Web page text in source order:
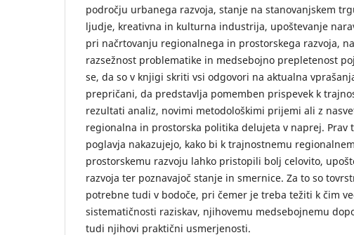
področju urbanega razvoja, stanje na stanovanjskem
ljudje, kreativna in kulturna industrija, upoštevanje
pri načrtovanju regionalnega in prostorskega razvoja,
razsežnost problematike in medsebojno prepletenost
se, da so v knjigi skriti vsi odgovori na aktualna
prepričani, da predstavlja pomemben prispevek k
rezultati analiz, novimi metodološkimi prijemi ali z
regionalna in prostorska politika delujeta v naprej. Prav
poglavja nakazujejo, kako bi k trajnostnemu
prostorskemu razvoju lahko pristopili bolj celovito,
razvoja ter poznavajoč stanje in smernice. Za to so
potrebne tudi v bodoče, pri čemer je treba težiti k čim
sistematičnosti raziskav, njihovemu medsebojnemu
tudi njihovi praktični usmerjenosti.